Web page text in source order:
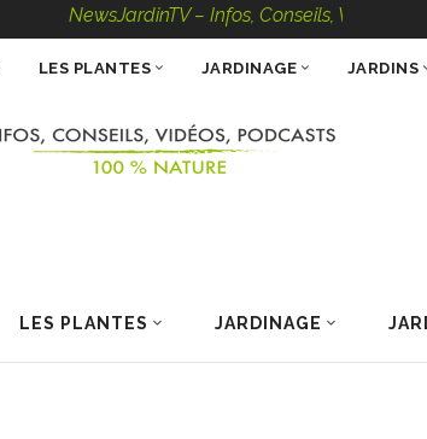
NewsJardinTV – Infos, Conseils, Vidéos, Podcasts –
LES PLANTES JARDINAGE
LES PLANTES JARDINAGE JARDINS